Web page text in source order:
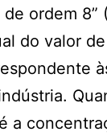
ordem 8”
do valor
a